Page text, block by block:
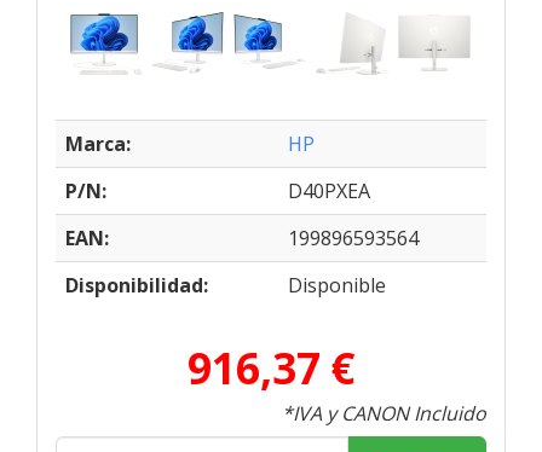
Marca:
HP
P/N:
D40PXEA
EAN:
199896593564
Disponibilidad:
Disponible
916,37 €
*IVA y CANON Incluido